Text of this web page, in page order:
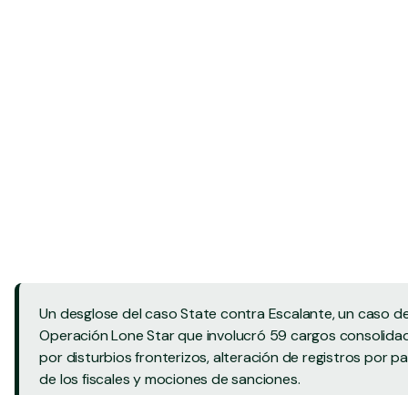
Un desglose del caso State contra Escalante, un caso
Operación Lone Star que involucró 59 cargos
por disturbios fronterizos, alteración de registros por
de los fiscales y mociones de sanciones.